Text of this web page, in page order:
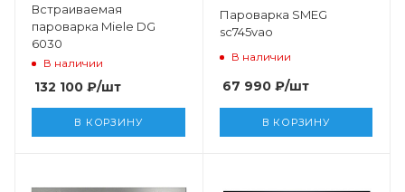
Встраиваемая
пароварка Miele DG
6030
В наличии
132 100 ₽/шт
В КОРЗИНУ
Пароварка SMEG
sc745vao
В наличии
67 990₽/шт
В КОРЗИНУ